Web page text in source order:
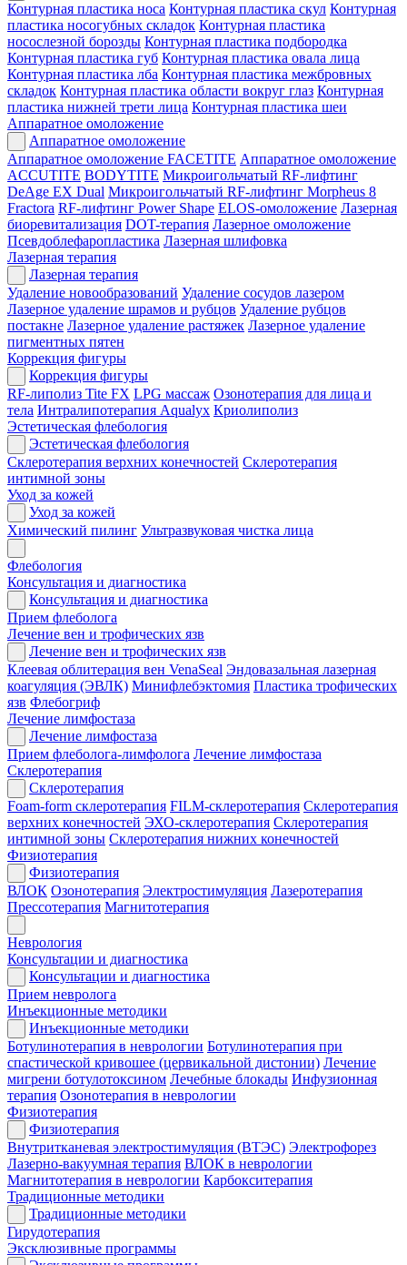
Контурная пластика носа Контурная пластика скул Контурная
пластика носогубных складок Контурная пластика
носослезной борозды Контурная пластика подбородка
Контурная пластика губ Контурная пластика овала лица
Контурная пластика лба Контурная пластика межбровных
складок Контурная пластика области вокруг глаз Контурная
пластика нижней трети лица Контурная пластика шеи
Аппаратное омоложение
Аппаратное омоложение
Аппаратное омоложение FACETITE Аппаратное омоложение
ACCUTITE BODYTITE Микроигольчатый RF-лифтинг
DeAge EX Dual Микроигольчатый RF-лифтинг Morpheus 8
Fractora RF-лифтинг Power Shape ELOS-омоложение Лазерная
биоревитализация DOT-терапия Лазерное омоложение
Псевдоблефаропластика Лазерная шлифовка
Лазерная терапия
Лазерная терапия
Удаление новообразований Удаление сосудов лазером
Лазерное удаление шрамов и рубцов Удаление рубцов
постакне Лазерное удаление растяжек Лазерное удаление
пигментных пятен
Коррекция фигуры
Коррекция фигуры
RF-липолиз Tite FX LPG массаж Озонотерапия для лица и
тела Интралипотерапия Aqualyx Криолиполиз
Эстетическая флебология
Эстетическая флебология
Склеротерапия верхних конечностей Склеротерапия
интимной зоны
Уход за кожей
Уход за кожей
Химический пилинг Ультразвуковая чистка лица
Флебология
Консультация и диагностика
Консультация и диагностика
Прием флеболога
Лечение вен и трофических язв
Лечение вен и трофических язв
Клеевая облитерация вен VenaSeal Эндовазальная лазерная
коагуляция (ЭВЛК) Минифлебэктомия Пластика трофических
язв Флебогриф
Лечение лимфостаза
Лечение лимфостаза
Прием флеболога-лимфолога Лечение лимфостаза
Склеротерапия
Склеротерапия
Foam-form склеротерапия FILM-склеротерапия Склеротерапия
верхних конечностей ЭХО-склеротерапия Склеротерапия
интимной зоны Склеротерапия нижних конечностей
Физиотерапия
Физиотерапия
ВЛОК Озонотерапия Электростимуляция Лазеротерапия
Прессотерапия Магнитотерапия
Неврология
Консультации и диагностика
Консультации и диагностика
Прием невролога
Инъекционные методики
Инъекционные методики
Ботулинотерапия в неврологии Ботулинотерапия при
спастической кривошее (цервикальной дистонии) Лечение
мигрени ботулотоксином Лечебные блокады Инфузионная
терапия Озонотерапия в неврологии
Физиотерапия
Физиотерапия
Внутритканевая электростимуляция (ВТЭС) Электрофорез
Лазерно-вакуумная терапия ВЛОК в неврологии
Магнитотерапия в неврологии Карбокситерапия
Традиционные методики
Традиционные методики
Гирудотерапия
Эксклюзивные программы